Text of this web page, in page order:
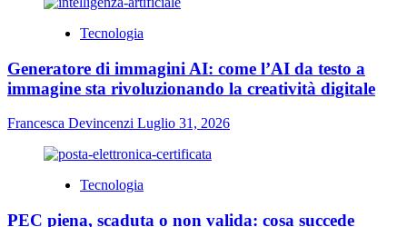
Tecnologia
Generatore di immagini AI: come l’AI da testo a
immagine sta rivoluzionando la creatività digitale
Francesca Devincenzi Luglio 31, 2026
Tecnologia
PEC piena, scaduta o non valida: cosa succede